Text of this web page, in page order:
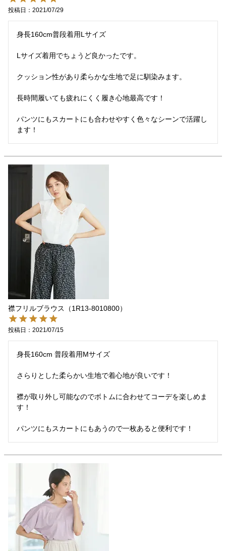
投稿日 2021/07/29
身長160cm普段着用Lサイズ
Lサイズ着用でちょうど良かったです。
クッション性があり柔らかな生地で足に馴染みます。
長時間履いても疲れにくく履き心地最高です！
パンツにもスカートにも合わせやすく色々なシーンで活躍し
ます！
襟フリルブラウス（1R13-8010800）
投稿日 2021/07/15
身長160cm 普段着用Mサイズ
さらりとした柔らかい生地で着心地が良いです！
襟が取り外し可能なのでボトムに合わせてコーデを楽しめま
す！
パンツにもスカートにもあうので一枚あると便利です！